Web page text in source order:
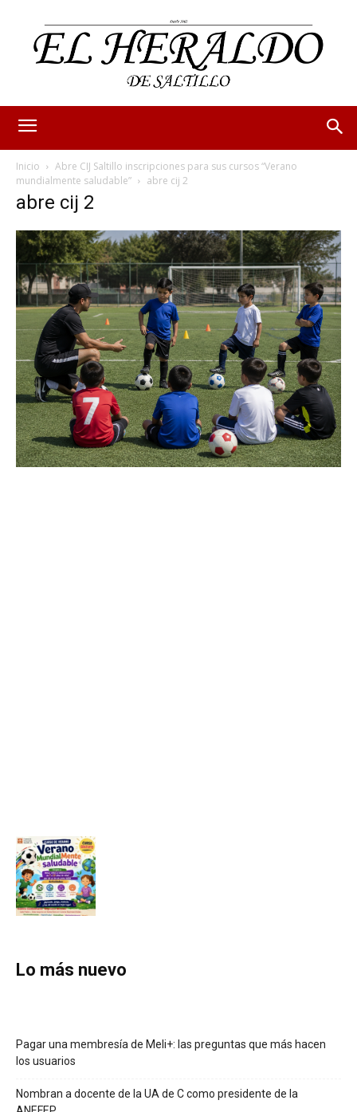
Inicio
Abre CIJ Saltillo inscripciones para sus cursos “Verano
mundialmente saludable”
abre cij 2
abre cij 2
Lo más nuevo
Pagar una membresía de Meli+: las preguntas que más hacen
los usuarios
Nombran a docente de la UA de C como presidente de la